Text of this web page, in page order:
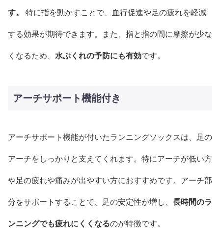
す。 特に指を動かすことで、血行促進や足の疲れを軽減
する効果が期待できます。また、指と指の間に摩擦が少な
くなるため、 水ぶくれの予防にも有効です。
アーチサポート機能付き
アーチサポート機能が付いたランニングソックスは、足の
アーチをしっかりと支えてくれます。特にアーチが低い方
や足の疲れや痛みが出やすい方におすすめです。アーチ部
分をサポートすることで、足の安定性が増し、 長時間のラ
ンニングでも疲れにくくなるのが特徴です。